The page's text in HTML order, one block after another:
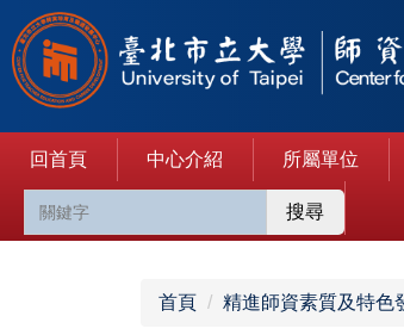
跳
到
主
要
內
區
回首頁 中心介紹 所屬單位
搜尋
首頁 精進師資素質及特色